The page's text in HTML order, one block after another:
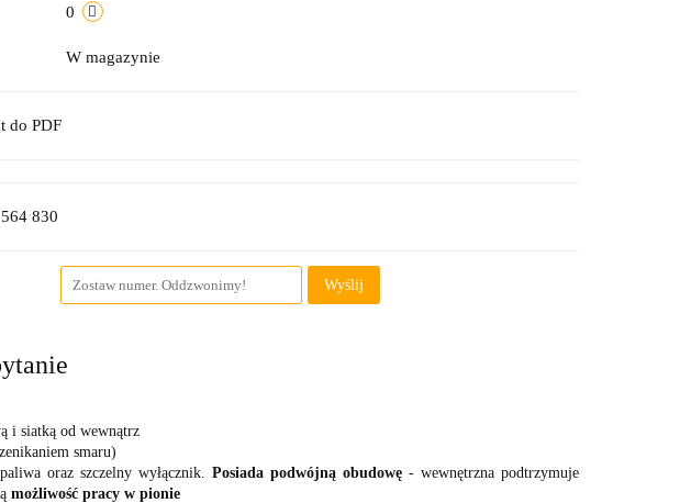
0
W magazynie
do PDF
830
Wyślij
i siatką od wewnątrz
smaru)
oraz szczelny wyłącznik.Posiada podwójną obudowę - wewnętrzna podtrzymuje
możliwość pracy w pionie